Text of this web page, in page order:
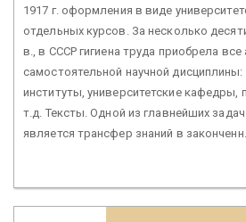
1917 г. оформления в виде
отдельных курсов. За несколько
в., в СССР гигиена труда приобрела все
самостоятельной научной
институты, университетские
т.д. Тексты. Одной из главнейших
является трансфер знаний в